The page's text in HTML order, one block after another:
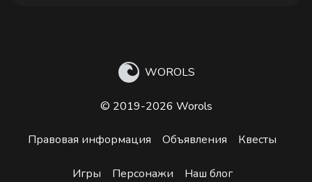
WOROLS
© 2019-2026 Worols
Правовая информация Объявления Квесты
Игры Персонажи Наш блог